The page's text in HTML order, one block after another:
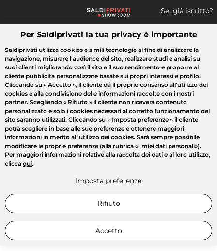
Sei già iscritto?
Cosa cerchi?
Tutte le vendite Moda Casa Bellezza Elettrodomestici
Per Saldiprivati la tua privacy è importante
Saldiprivati utilizza cookies e simili tecnologie al fine di analizzare la
navigazione, misurare l'audience del sito, realizzare studi e analisi sui
suoi clienti migliorando così il sito e il suo rendimento e proporre al
cliente pubblicità personalizzate basate sui propri interessi e profilo.
Cliccando su « Accetto », il cliente dà il proprio consenso all'utilizzo dei
cookies e alla condivisione delle informazioni raccolte con i nostri
partner. Scegliendo « Rifiuto » il cliente non riceverà contenuto
personalizzato e solo i cookies necessari al corretto funzionamento del
sito saranno utilizzati. Cliccando su « Imposta preferenze » il cliente
potrà scegliere in base alle sue preferenze e ottenere maggiori
informazioni in merito all'utilizzo dei cookies. Sarà sempre possibile
modificare le proprie preferenze (alla rubrica «I miei dati personali»).
Per maggiori informazioni relative alla raccolta dei dati e al loro utilizzo,
clicca qui.
Imposta preferenze
Rifiuto
Accetto